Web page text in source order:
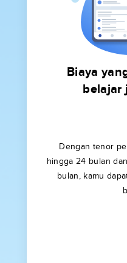
Biaya
belajar
Dengan tenor
hingga 24 bulan
bulan, kamu